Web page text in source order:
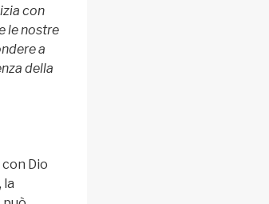
con
le nostre
a
della
Dio
la